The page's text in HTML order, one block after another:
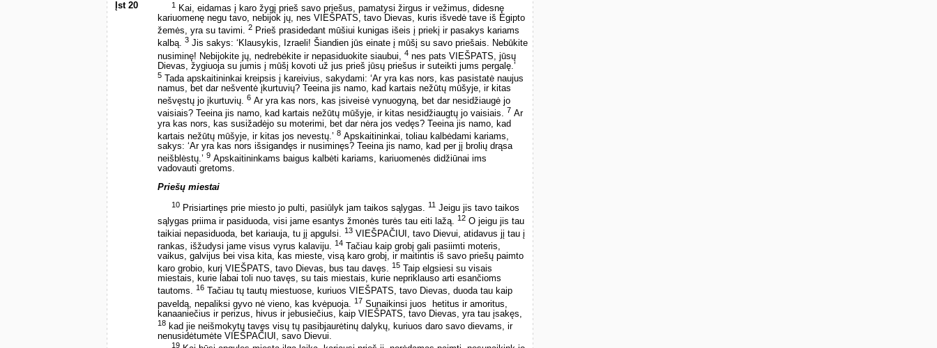
Įst 20 1
Kai, eidamas į karo žygį prieš savo priešus, pamatysi žirgus ir vežimus, didesnę
kariuomenę negu tavo, nebijok jų, nes VIEŠPATS, tavo Dievas, kuris išvedė tave iš Egipto
žemės, yra su tavimi. 2 Prieš prasidedant mūšiui kunigas išeis į priekį ir pasakys kariams
kalbą. 3 Jis sakys: ‘Klausykis, Izraeli! Šiandien jūs einate į mūšį su savo priešais. Nebūkite
nusiminę! Nebijokite jų, nedrebėkite ir nepasiduokite siaubui, 4 nes pats VIEŠPATS, jūsų
Dievas, žygiuoja su jumis į mūšį kovoti už jus prieš jūsų priešus ir suteikti jums pergalę.’
5 Tada apskaitininkai kreipsis į kareivius, sakydami: ‘Ar yra kas nors, kas pasistatė naujus
namus, bet dar nešventė įkurtuvių? Teeina jis namo, kad kartais nežūtų mūšyje, ir kitas
nešvęstų jo įkurtuvių. 6 Ar yra kas nors, kas įsiveisė vynuogyną, bet dar nesidžiaugė jo
vaisiais? Teeina jis namo, kad kartais nežūtų mūšyje, ir kitas nesidžiaugtų jo vaisiais. 7 Ar
yra kas nors, kas susižadėjo su moterimi, bet dar nėra jos vedęs? Teeina jis namo, kad
kartais nežūtų mūšyje, ir kitas jos nevestų.’ 8 Apskaitininkai, toliau kalbėdami kariams,
sakys: ‘Ar yra kas nors išsigandęs ir nusiminęs? Teeina jis namo, kad per jį brolių drąsa
neišblėstų.’ 9 Apskaitininkams baigus kalbėti kariams, kariuomenės didžiūnai ims
vadovauti gretoms.
Priešų miestai
10 Prisiartinęs prie miesto jo pulti, pasiūlyk jam taikos sąlygas. 11 Jeigu jis tavo taikos
sąlygas priima ir pasiduoda, visi jame esantys žmonės turės tau eiti lažą.
12 O jeigu jis tau
taikiai nepasiduoda, bet kariauja, tu jį apgulsi. 13 VIEŠPAČIUI, tavo Dievui, atidavus jį tau į
rankas, išžudysi jame visus vyrus kalaviju. 14 Tačiau kaip grobį gali pasiimti moteris,
vaikus, galvijus bei visa kita, kas mieste, visą karo grobį, ir maitintis iš savo priešų paimto
karo grobio, kurį VIEŠPATS, tavo Dievas, bus tau davęs. 15 Taip elgsiesi su visais
miestais, kurie labai toli nuo tavęs, su tais miestais, kurie nepriklauso arti esančioms
tautoms. 16 Tačiau tų tautų miestuose, kuriuos VIEŠPATS, tavo Dievas, duoda tau kaip
paveldą, nepaliksi gyvo nė vieno, kas kvėpuoja. 17 Sunaikinsi juos ­ hetitus ir amoritus,
kanaaniečius ir perizus, hivus ir jebusiečius, kaip VIEŠPATS, tavo Dievas, yra tau įsakęs,
18 kad jie neišmokytų tavęs visų tų pasibjaurėtinų dalykų, kuriuos daro savo dievams, ir
nenusidėtumėte VIEŠPAČIUI, savo Dievui.
19